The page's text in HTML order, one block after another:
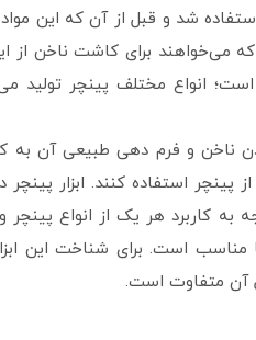
شد و قبل از آن که این
برای کاشت ناخن از این
است؛ انواع مختلف پینچر
ناخن و فرم دهی طبیعی آن
پینچر استفاده کنند. ابزار
به کاربرد هر یک از انواع
مناسب است. برای شناخت این
آن متفاوت است.